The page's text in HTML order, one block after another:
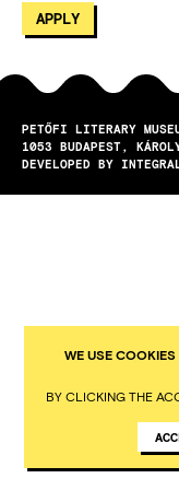
PETŐFI LITERARY
1053
BUDAPEST
DEVELOPED BY
WE USE
BY CLICKING THE